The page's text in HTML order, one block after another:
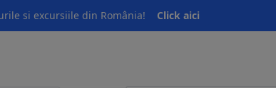
si excursiile din România! Click aici